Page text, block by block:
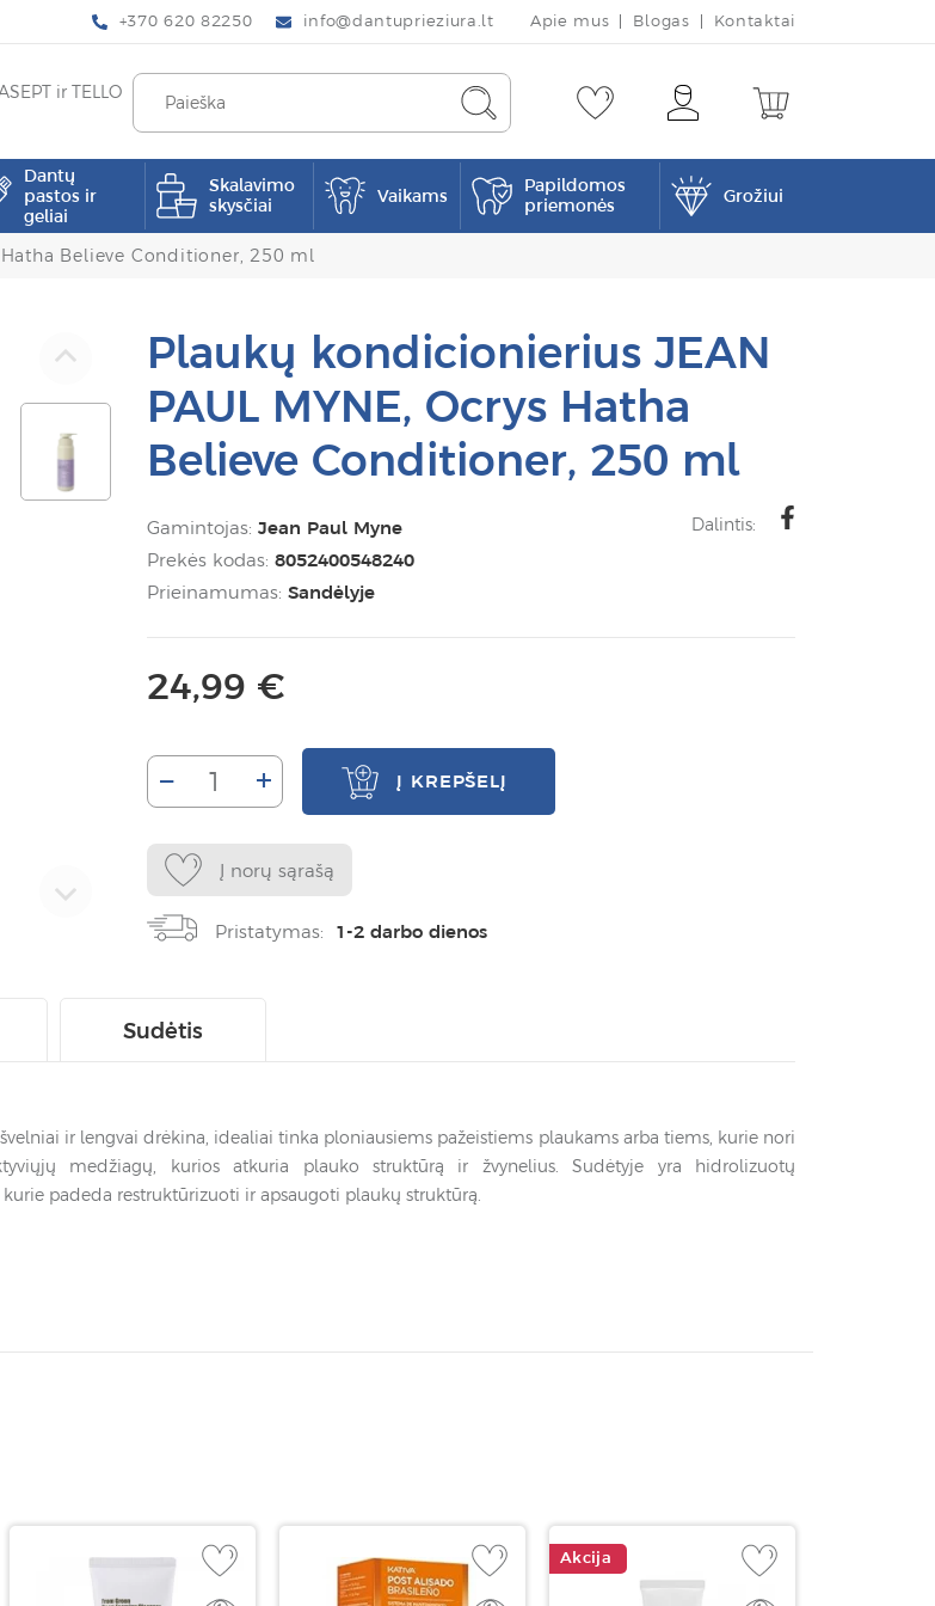
+370 620 82250 info@dantuprieziura.lt Apie mus Blogas Kontaktai
ir TELLO
Dantų
pastos ir
geliai
Skalavimo
skysčiai
Vaikams
Papildomos
priemonės
Grožiui
Believe Conditioner, 250 ml
Plaukų kondicionierius JEAN
PAUL MYNE, Ocrys Hatha
Believe Conditioner, 250 ml
Gamintojas: Jean Paul Myne
Prekės kodas: 8052400548240
Prieinamumas: Sandėlyje
Dalintis:
24,99 €
– + Į KREPŠELĮ
Į norų sąrašą
Pristatymas: 1-2 darbo dienos
Sudėtis
ir lengvai drėkina, idealiai tinka ploniausiems pažeistiems plaukams arba tiems, kurie nori
medžiagų, kurios atkuria plauko struktūrą ir žvynelius. Sudėtyje yra hidrolizuotų
padeda restruktūrizuoti ir apsaugoti plaukų struktūrą.
Akcija